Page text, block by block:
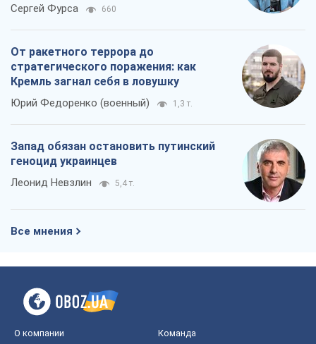
Сергей Фурса 660
От ракетного террора до
стратегического поражения: как
Кремль загнал себя в ловушку
Юрий Федоренко (военный) 1,3 т.
Запад обязан остановить путинский
геноцид украинцев
Леонид Невзлин 5,4 т.
Все мнения
О компании Команда